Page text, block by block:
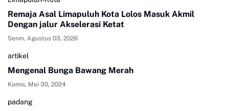
Remaja Asal Limapuluh Kota Lolos Masuk Akmil
Dengan jalur Akselerasi Ketat
Senin, Agustus 03, 2026
artikel
Mengenal Bunga Bawang Merah
Kamis, Mei 30, 2024
padang